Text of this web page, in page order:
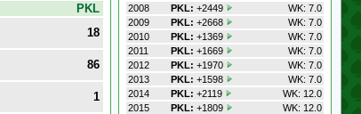
PKL
18
86
1
2008
PKL: +2449
WK: 7.0
2009
PKL: +2668
WK: 7.0
2010
PKL: +1369
WK: 7.0
2011
PKL: +1669
WK: 7.0
2012
PKL: +1970
WK: 7.0
2013
PKL: +1598
WK: 7.0
2014
PKL: +2119
WK: 12.0
2015
PKL: +1809
WK: 12.0